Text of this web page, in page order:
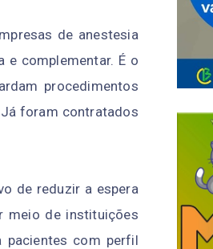
de anestesia
e complementar. É o
procedimentos
foram contratados
de reduzir a espera
meio de instituições
pacientes com perfil